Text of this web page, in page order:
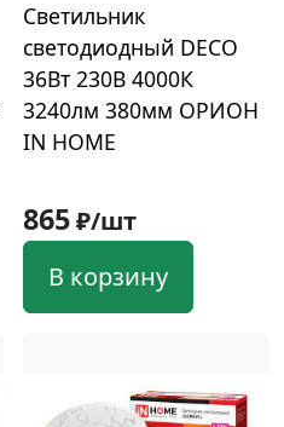
Светильник
светодиодный DECO
36Вт 230В 4000К
3240лм 380мм ОРИОН
IN HOME
865₽/шт
В корзину